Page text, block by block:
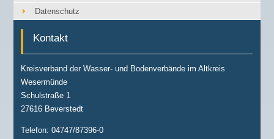
Datenschutz
Kontakt
Kreisverband der Wasser- und Bodenverbände im Altkreis
Wesermünde
Schulstraße 1
27616 Beverstedt
Telefon: 04747/87396-0